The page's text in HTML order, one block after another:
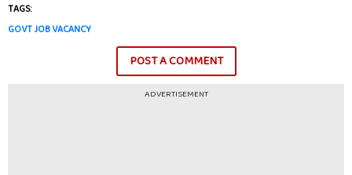
TAGS:
GOVT JOB VACANCY
POST A COMMENT
ADVERTISEMENT